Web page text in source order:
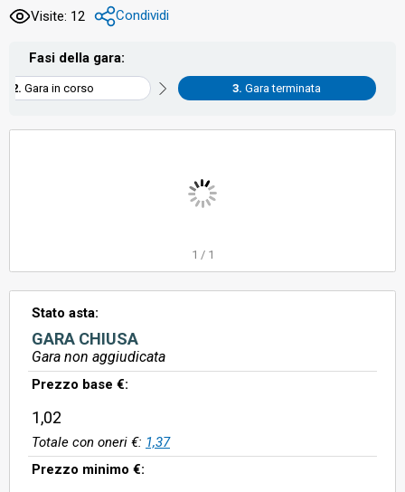
Visite: 12
Condividi
Fasi della gara:
Gara in corso Gara terminata
1 / 1
Stato asta:
GARA CHIUSA
Gara non aggiudicata
Prezzo base €:
1,02
Totale con oneri €: 1,37
Prezzo minimo €: